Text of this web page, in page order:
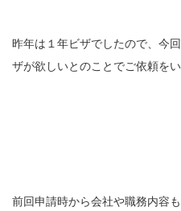
昨年は１年ビザでしたので、今
ザが欲しいとのことでご依頼をい
前回申請時から会社や職務内容